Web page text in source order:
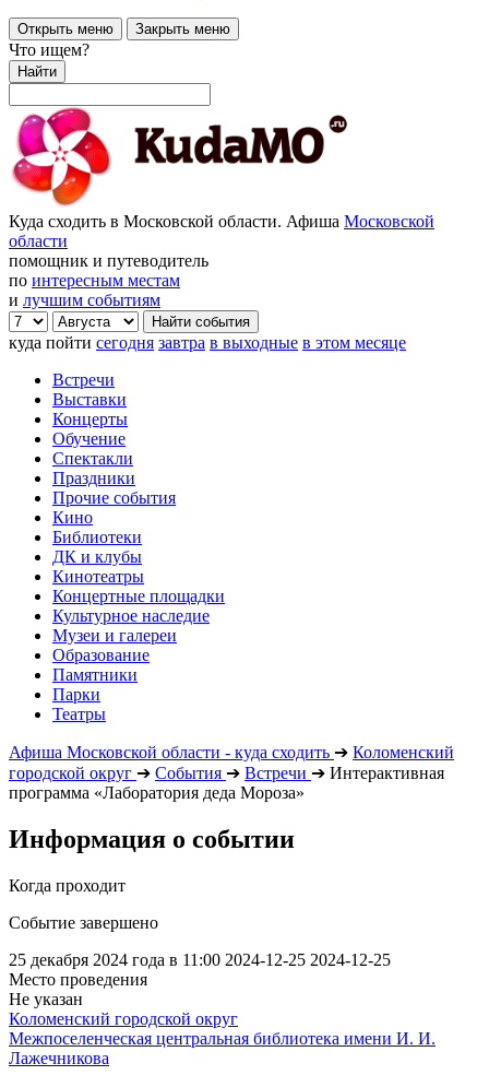
Открыть меню Закрыть меню
Что ищем?
Найти
Куда сходить в Московской области. Афиша Московской
области
помощник и путеводитель
по интересным местам
и лучшим событиям
куда пойти сегодня завтра в выходные в этом месяце
Встречи
Выставки
Концерты
Обучение
Спектакли
Праздники
Прочие события
Кино
Библиотеки
ДК и клубы
Кинотеатры
Концертные площадки
Культурное наследие
Музеи и галереи
Образование
Памятники
Парки
Театры
Афиша Московской области - куда сходить ➔ Коломенский
городской округ ➔ События ➔ Встречи ➔ Интерактивная
программа «Лаборатория деда Мороза»
Информация о событии
Когда проходит
Событие завершено
25 декабря 2024 года в 11:00 2024-12-25 2024-12-25
Место проведения
Не указан
Коломенский городской округ
Межпоселенческая центральная библиотека имени И. И.
Лажечникова